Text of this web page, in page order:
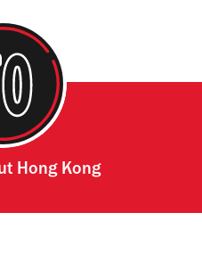
Hong Kong